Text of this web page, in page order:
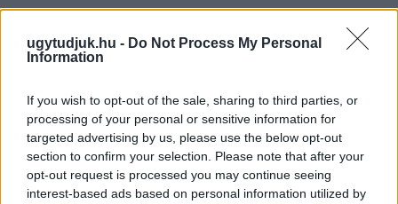
ugytudjuk.hu - Do Not Process My Personal
Information
If you wish to opt-out of the sale, sharing to third parties, or
processing of your personal or sensitive information for
targeted advertising by us, please use the below opt-out
section to confirm your selection. Please note that after your
opt-out request is processed you may continue seeing
interest-based ads based on personal information utilized by
MEGJELENÉSE MIATT CSÖKKEN AZ
ÜZEMANYAGOK ÁRA
A benziné és a gázolajé is.
PÉNTEKTŐL OLCSÓBBAN TANKOLHATUNK
2020. február. 05. 15:30
A benzin és a gázolaj ára is csökken.